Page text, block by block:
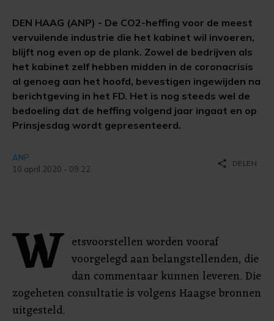
DEN HAAG (ANP) - De CO2-heffing voor de meest
vervuilende industrie die het kabinet wil invoeren,
blijft nog even op de plank. Zowel de bedrijven als
het kabinet zelf hebben midden in de coronacrisis
al genoeg aan het hoofd, bevestigen ingewijden na
berichtgeving in het FD. Het is nog steeds wel de
bedoeling dat de heffing volgend jaar ingaat en op
Prinsjesdag wordt gepresenteerd.
ANP
10 april 2020 - 09:22
share DELEN
W etsvoorstellen worden vooraf
voorgelegd aan belangstellenden, die
dan commentaar kunnen leveren. Die
zogeheten consultatie is volgens Haagse bronnen
uitgesteld.